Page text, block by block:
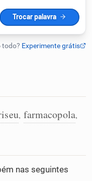
, farmacopola,
nas seguintes